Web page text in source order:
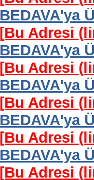
BEDAVA'ya
[Bu Adresi
BEDAVA'ya
[Bu Adresi
BEDAVA'ya
[Bu Adresi
BEDAVA'ya
[Bu Adresi
BEDAVA'ya
[Bu Adresi